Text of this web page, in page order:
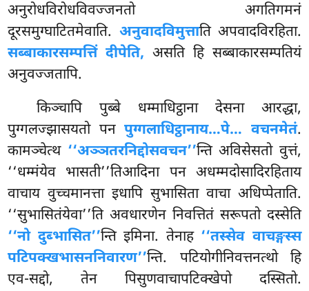
अनुरोधविरोधविवज्जनतो अगतिगमनं
दूरसमुग्घाटितमेवाति. अनुवादविमुत्ताति अपवादविरहिता.
सब्बाकारसम्पत्तिं दीपेति, असति हि सब्बाकारसम्पतियं
अनुवज्जतापि.
किञ्चापि पुब्बे धम्माधिट्ठाना देसना आरद्धा,
पुग्गलज्झासयतो पनपुग्गलाधिट्ठानाय…पे… वचनमेतं.
कामञ्चेत्थ ‘‘अञ्ञतरनिद्दोसवचन’’न्ति अविसेसतो वुत्तं,
‘‘धम्मंयेव भासती’’तिआदिना पन अधम्मदोसादिरहिताय
वाचाय वुच्चमानत्ता इधापि सुभासिता वाचा अधिप्पेताति.
‘‘सुभासितंयेवा’’ति अवधारणेन निवत्तितं सरूपतो दस्सेति
‘‘नो दुब्भासित’’न्ति इमिना. तेनाह ‘‘तस्सेव वाचङ्गस्स
पटिपक्खभासननिवारण’’न्ति. पटियोगीनिवत्तनत्थो हि
एव-सद्दो, तेन पिसुणवाचापटिक्खेपो दस्सितो.